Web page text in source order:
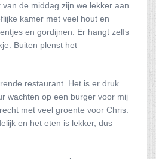
de middag zijn we lekker aan
kamer met veel hout en
en gordijnen. Er hangt zelfs
Buiten plenst het
restaurant. Het is er druk.
wachten op een burger voor mij
met veel groente voor Chris.
en het eten is lekker, dus